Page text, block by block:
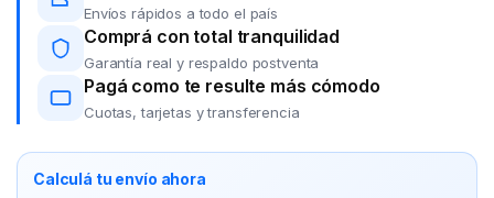
Envíos rápidos a todo el país
Comprá con total tranquilidad
Garantía real y respaldo postventa
Pagá como te resulte más cómodo
Cuotas, tarjetas y transferencia
Calculá tu envío ahora